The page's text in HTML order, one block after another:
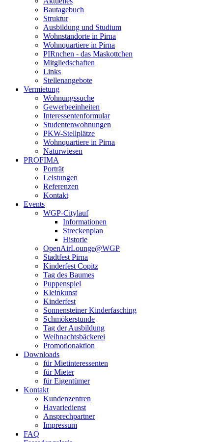
Bautagebuch
Struktur
Ausbildung und Studium
Wohnstandorte in Pirna
Wohnquartiere in Pirna
PIRnchen - das Maskottchen
Mitgliedschaften
Links
Stellenangebote
Vermietung
Wohnungssuche
Gewerbeeinheiten
Interessentenformular
Studentenwohnungen
PKW-Stellplätze
Wohnquartiere in Pirna
Naturwiesen
PROFIMA
Porträt
Leistungen
Referenzen
Kontakt
Events
WGP-Citylauf
Informationen
Streckenplan
Historie
OpenAirLounge@WGP
Stadtfest Pirna
Kinderfest Copitz
Tag des Baumes
Puppenspiel
Kleinkunst
Kinderfest
Sonnensteiner Kinderfasching
Schmökerstunde
Tag der Ausbildung
Weihnachtsbäckerei
Promotionaktion
Downloads
für Mietinteressenten
für Mieter
für Eigentümer
Kontakt
Kundenzentren
Havariedienst
Ansprechpartner
Impressum
FAQ